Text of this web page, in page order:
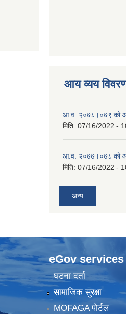
आय व्यय
आ.व. २०७८।०७९ को
मिति: 07/16/2022 -
आ.व. २०७७।०७८ को
मिति: 07/16/2022 -
अन्य
eGov services
घटना दर्ता
सामाजिक सुरक्षा
MOFAGA पोर्टल